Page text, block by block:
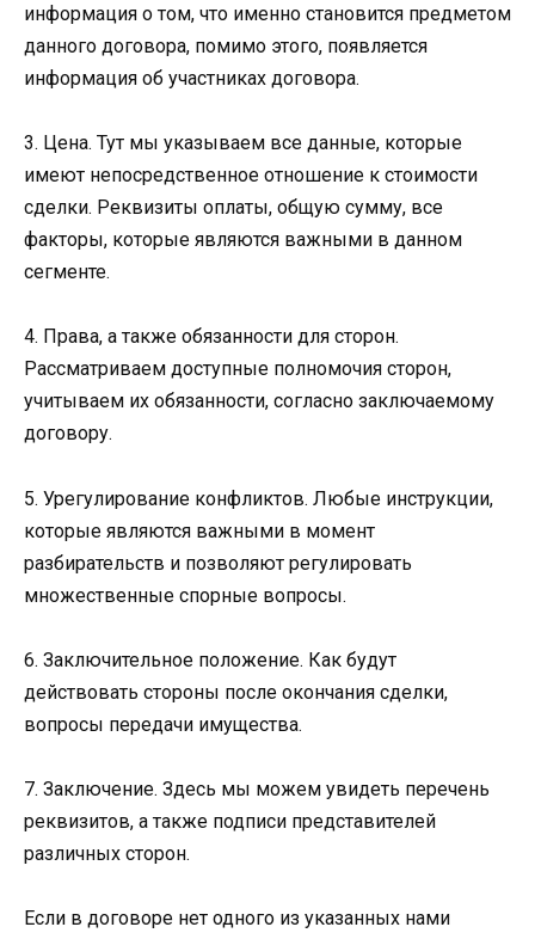
информация о том, что именно становится предметом
данного договора, помимо этого, появляется
информация об участниках договора.
3. Цена. Тут мы указываем все данные, которые
имеют непосредственное отношение к стоимости
сделки. Реквизиты оплаты, общую сумму, все
факторы, которые являются важными в данном
сегменте.
4. Права, а также обязанности для сторон.
Рассматриваем доступные полномочия сторон,
учитываем их обязанности, согласно заключаемому
договору.
5. Урегулирование конфликтов. Любые инструкции,
которые являются важными в момент
разбирательств и позволяют регулировать
множественные спорные вопросы.
6. Заключительное положение. Как будут
действовать стороны после окончания сделки,
вопросы передачи имущества.
7. Заключение. Здесь мы можем увидеть перечень
реквизитов, а также подписи представителей
различных сторон.
Если в договоре нет одного из указанных нами